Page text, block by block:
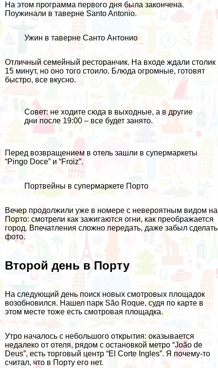
На этом программа первого дня была закончена.
Поужинали в таверне Santo Antonio.
Ужин в таверне Санто Антонио
Отличный семейный ресторанчик. На входе ждали столик
15 минут, но оно того стоило. Блюда огромные, готовят
быстро, все вкусно.
Совет: не ходите сюда в выходные, а в другие
дни после 19:00 – все будет занято.
Перед возвращением в отель зашли в супермаркеты
“Pingo Doce” и “Froiz”.
Портвейны в супермаркете Порто
Вечер продолжили уже в номере с невероятным видом на
Порто: смотрели как зажигаются огни, как преображается
город. Впечатления сложно передать, даже забыл сделать
фото.
Второй день в Порту
На следующий день поиск новых смотровых площадок
возобновился. Нашел парк São Roque, судя по карте в
этом месте тоже есть смотровая площадка.
Утро началось с небольшого открытия: оказывается
недалеко от отеля, рядом с остановкой метро “João de
Deus”, есть торговый центр “El Corte Ingles”. Я почему-то
считал, что в Порту его нет.